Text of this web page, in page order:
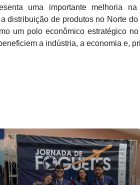
uma importante melhoria
distribuição de produtos no Norte
um polo econômico estratégico
a indústria, a economia e,